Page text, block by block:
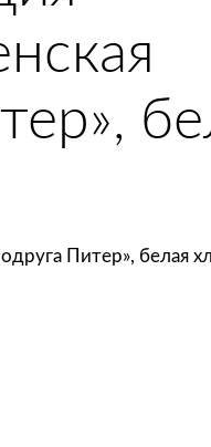
Питер», белая